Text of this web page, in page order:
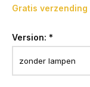
Gratis verzending
Version: *